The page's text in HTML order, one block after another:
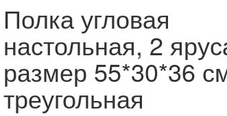
Полка угловая
настольная, 2
размер 55*30*36
треугольная